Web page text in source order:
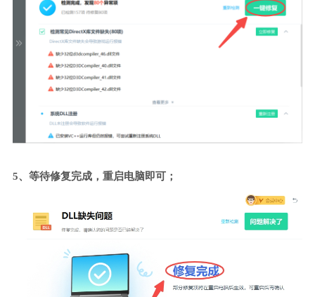
5、等待修复完成，重启电脑即可；